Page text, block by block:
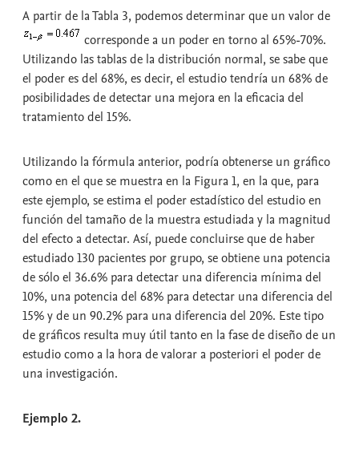
A partir de la Tabla 3, podemos determinar que un valor de
corresponde a un poder en torno al 65%-70%.
Utilizando las tablas de la distribución normal, se sabe que
el poder es del 68%, es decir, el estudio tendría un 68% de
posibilidades de detectar una mejora en la eficacia del
tratamiento del 15%.
Utilizando la fórmula anterior, podría obtenerse un gráfico
como en el que se muestra en la Figura 1, en la que, para
este ejemplo, se estima el poder estadístico del estudio en
función del tamaño de la muestra estudiada y la magnitud
del efecto a detectar. Así, puede concluirse que de haber
estudiado 130 pacientes por grupo, se obtiene una potencia
de sólo el 36.6% para detectar una diferencia mínima del
10%, una potencia del 68% para detectar una diferencia del
15% y de un 90.2% para una diferencia del 20%. Este tipo
de gráficos resulta muy útil tanto en la fase de diseño de un
estudio como a la hora de valorar a posteriori el poder de
una investigación.
Ejemplo 2.